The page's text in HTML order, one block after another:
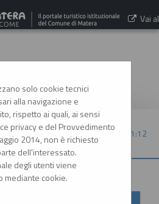
Vai al
08/08/2026 21:12
solo cookie tecnici
alla navigazione e
rispetto ai quali, ai sensi
privacy e del Provvedimento
2014, non è richiesto
dell'interessato.
degli utenti viene
mediante cookie.